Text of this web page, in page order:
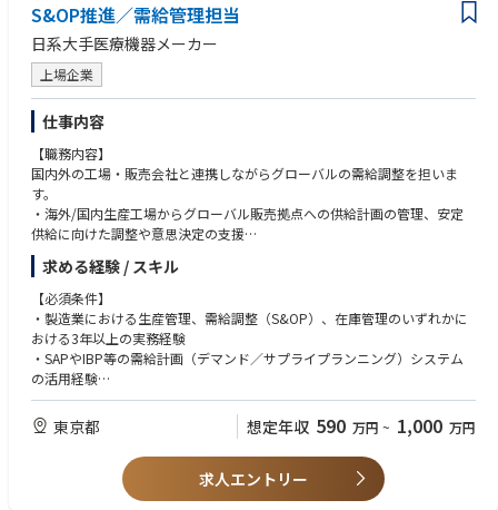
o manage supply continuity,
drive process optimization, and support business growth.
The role also leads and facilitates SCMR (Supply Chain Management Revi
ew) as part of the S&OP+ process framework, ensuring alignment betwe
en demand, supply, inventory, and business priorities. In addition, the p
osition is expected to proactively identify supply risks, lead issue resoluti
on, and drive contingency planning in close partnership with internal an
d external stakeholders.
While this is an individual contributor role, strong leadership and stakeh
older management capabilities are essential. The role is expected to influ
ence cross-functional teams, act as a role model within Supply Planning,
and support supply planners through expertise and daily collaboration.
Scope Allocation (Approx.)
 Supply Planning Operations & Execution — 35%
 Cross-functional Alignment & Issue Management — 25%
 Strategy & Process Improvement (S&OP / SCMR) — 15%
 Team Support & Capability Building — 25%
・変化するビジネスニーズに対応するための計画の柔軟な調整。
・一定の判断力を持ち、定められた枠組みを超えた改善案や代替案を検
討、提案する（必要に応じて上位者の指導を受ける）
・新規メンバーに対して、日常業務における指導やサポートを行う
S&OP推進／需給管理担当
日系大手医療機器メーカー
上場企業
仕事内容
【職務内容】
国内外の工場・販売会社と連携しながらグローバルの需給調整を担いま
す。
・海外/国内生産工場からグローバル販売拠点への供給計画の管理、安定
供給に向けた調整や意思決定の支援
・販売計画／需要予測に基づく生産計画、月次の需給調整、在庫管理
・需要予測会議／供給会議／S&OP会議への参画と、需給課題のエスカレ
ーション提案
・ストックフロー（生産・販売・在庫：PSI）の予実管理、在庫適正化や
落帳（期限切れ在庫）削減
・SAP／IBP等を活用したデータ可視化、需要予測精度向上
・年度生産計画の作成と予実管理
【担う役割】
担当製品の需給調整業務を中心に担っていただきます。
・販売計画や需要予測、在庫状況などのFactデータをもとに、安定供給と
在庫適正化に向けた調整・改善提案を行っていただきます。
・主任職の場合は、担当領域における課題整理や改善提案に加え、関係部
求める経験 / スキル
【必須条件】
・製造業における生産管理、需給調整（S&OP）、在庫管理のいずれかに
おける3年以上の実務経験
・SAPやIBP等の需給計画（デマンド／サプライプランニング）システム
の活用経験
・SAP、Excel等を用いたデータ集計・分析経験
・大卒以上
・製造現場における生産、供給、在庫に関する基本的な理解をお持ちの方
・ビジネスレベルの英語力（海外拠点・工場と日常的にコミュニケーショ
東京都 想定年収 590 万円 ~ 1,000 万円
求人エントリー